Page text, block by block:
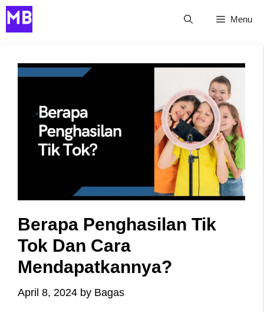
Skip
to
Menu
Berapa Penghasilan Tik
Tok Dan Cara
Mendapatkannya?
April 8, 2024 by Bagas